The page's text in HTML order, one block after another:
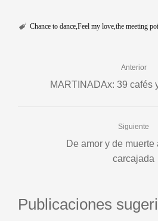
Chance to dance Feel my love the meeting
Anterior
MARTINADAx: 39 cafés
Siguiente
De amor y de muerte
carcajada
Publicaciones